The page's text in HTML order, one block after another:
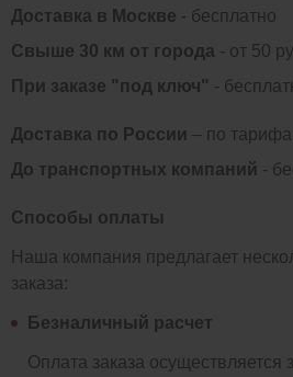
Доставка в Москве - бесплатно
Свыше 30 км от города - от 50
При заказе "под ключ" -
Доставка по России – по
До транспортных компаний -
Способы оплаты
Наша компания предлагает
заказа:
Безналичный расчет
Оплата заказа осуществляется